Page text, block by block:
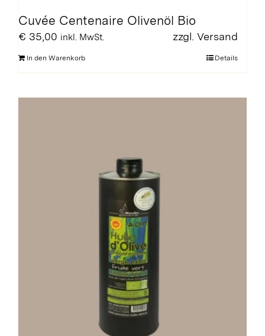
Cuvée Centenaire Olivenöl Bio
€ 35,00 inkl. MwSt. zzgl. Versand
In den Warenkorb Details